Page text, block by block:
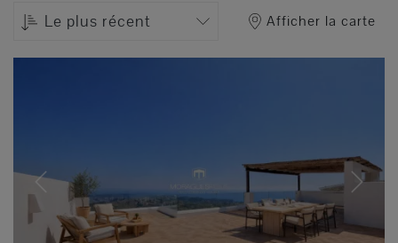
Le plus récent Afficher la carte
Previous Next